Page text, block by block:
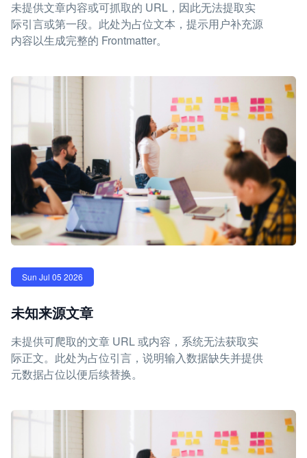
未提供文章内容或可抓取的 URL，因此无法提取实
际引言或第一段。此处为占位文本，提示用户补充源
内容以生成完整的 Frontmatter。
Sun Jul 05 2026
未知来源文章
未提供可爬取的文章 URL 或内容，系统无法获取实
际正文。此处为占位引言，说明输入数据缺失并提供
元数据占位以便后续替换。